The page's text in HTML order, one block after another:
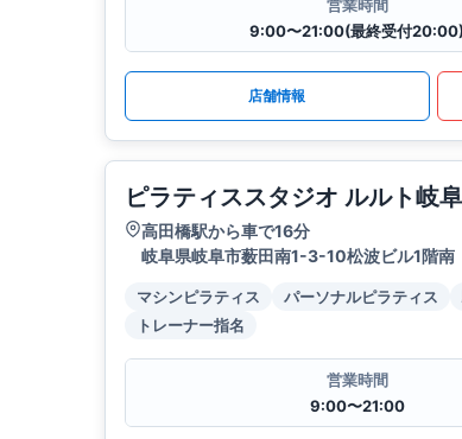
営業時間
9:00〜21:00(最終受付20:00)
店舗情報
ピラティススタジオ ルルト岐
高田橋駅から車で16分
岐阜県岐阜市薮田南1-3-10松波ビル1階南
マシンピラティス パーソナルピラティス
トレーナー指名
営業時間
9:00〜21:00